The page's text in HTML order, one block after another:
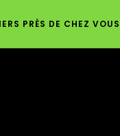
PRÈS DE CHEZ VOUS